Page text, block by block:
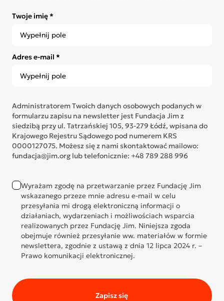
Twoje imię *
Adres e-mail *
Administratorem Twoich danych osobowych podanych w
formularzu zapisu na newsletter jest Fundacja Jim z
siedzibą przy ul. Tatrzańskiej 105, 93-279 Łódź, wpisana do
Krajowego Rejestru Sądowego pod numerem KRS
0000127075. Możesz się z nami skontaktować mailowo:
fundacja@jim.org lub telefonicznie: +48 789 288 996
Wyrażam zgodę na przetwarzanie przez Fundację Jim
wskazanego przeze mnie adresu e-mail w celu
przesyłania mi drogą elektroniczną informacji o
działaniach, wydarzeniach i możliwościach wsparcia
realizowanych przez Fundację Jim. Niniejsza zgoda
obejmuje również przesyłanie ww. materiałów w formie
newslettera, zgodnie z ustawą z dnia 12 lipca 2024 r. –
Prawo komunikacji elektronicznej.
Zapisz się